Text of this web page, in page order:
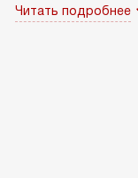
Читать подробнее